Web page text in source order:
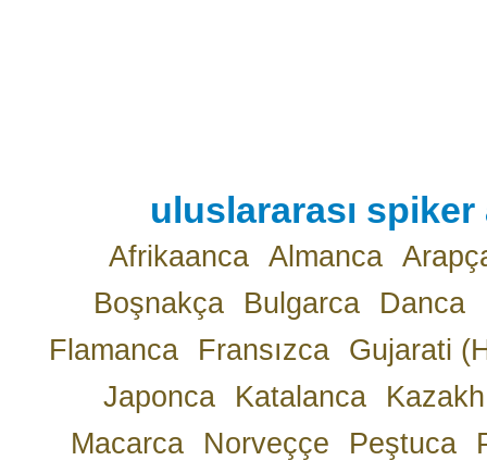
uluslararası
Afrikaanca Almanca
Boşnakça
Bulgarca Danca
Flamanca
Fransızca
Gujarati
Japonca
Katalanca
Kazakh
Macarca
Norveççe Peştuca